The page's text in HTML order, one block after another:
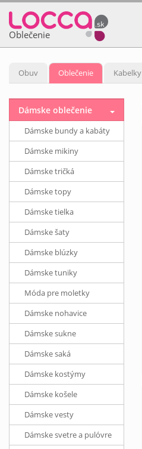
Oblečenie
Obuv Oblečenie Kabelky
Dámske oblečenie
Dámske bundy a kabáty
Dámske mikiny
Dámske tričká
Dámske topy
Dámske tielka
Dámske šaty
Dámske blúzky
Dámske tuniky
Móda pre moletky
Dámske nohavice
Dámske sukne
Dámske saká
Dámske kostýmy
Dámske košele
Dámske vesty
Dámske svetre a pulóvre